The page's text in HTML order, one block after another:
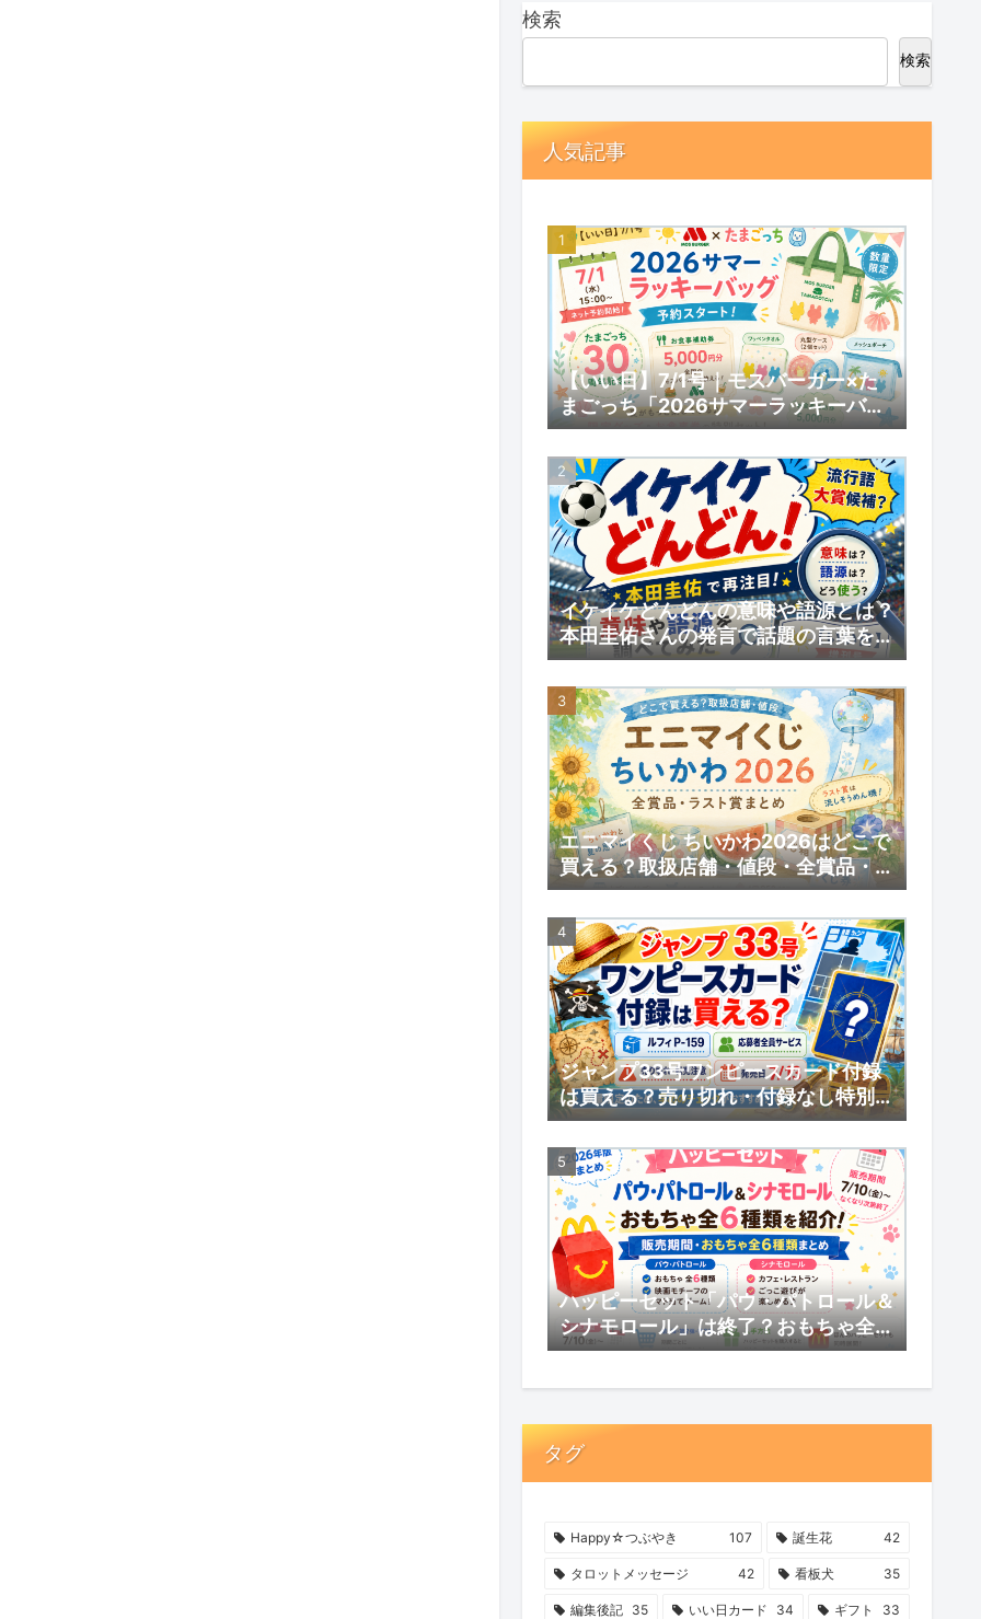
検索
検索
人気記事
【いい日】7/1号｜モスバーガー×た
まごっち「2026サマーラッキーバッ
グ」予約スタート！数量限定の内容と
予約情報
イケイケどんどんの意味や語源とは？
本田圭佑さんの発言で話題の言葉を調
べてみた｜【いい日】増刊号
エニマイくじ ちいかわ2026はどこで
買える？取扱店舗・値段・全賞品・ラ
スト賞まとめ
ジャンプ33号ワンピースカード付録
は買える？売り切れ・付録なし特別版
の受注販売・応募者全員サービスまと
め
ハッピーセット「パウ・パトロール＆
シナモロール」は終了？おもちゃ全6
種類・販売期間まとめ
タグ
Happy☆つぶやき 107 誕生花 42
タロットメッセージ 42 看板犬 35
編集後記 35 いい日カード 34 ギフト 33